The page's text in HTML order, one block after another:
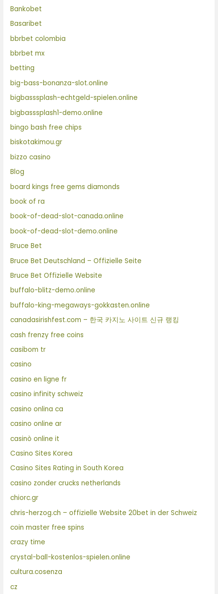
Bankobet
Basaribet
bbrbet colombia
bbrbet mx
betting
big-bass-bonanza-slot.online
bigbasssplash-echtgeld-spielen.online
bigbasssplash1-demo.online
bingo bash free chips
biskotakimou.gr
bizzo casino
Blog
board kings free gems diamonds
book of ra
book-of-dead-slot-canada.online
book-of-dead-slot-demo.online
Bruce Bet
Bruce Bet Deutschland – Offizielle Seite
Bruce Bet Offizielle Website
buffalo-blitz-demo.online
buffalo-king-megaways-gokkasten.online
canadasirishfest.com – 한국 카지노 사이트 신규 랭킹
cash frenzy free coins
casibom tr
casino
casino en ligne fr
casino infinity schweiz
casino onlina ca
casino online ar
casinò online it
Casino Sites Korea
Casino Sites Rating in South Korea
casino zonder crucks netherlands
chiorc.gr
chris-herzog.ch – offizielle Website 20bet in der Schweiz
coin master free spins
crazy time
crystal-ball-kostenlos-spielen.online
cultura.cosenza
cz